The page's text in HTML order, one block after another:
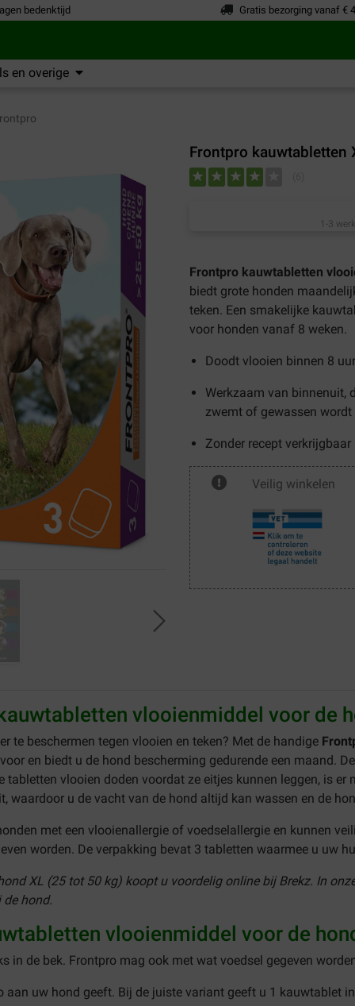
bedenktijd Gratis bezorging vanaf €
en overige
Frontpro kauwtabletten
1-3
Frontpro kauwtabletten
biedt grote honden
teken. Een smakelijke
voor honden vanaf 8 weken.
Doodt vlooien binnen 8
Werkzaam van binnenuit,
zwemt of gewassen wordt
Zonder recept verkrijgbaar
Veilig winkelen
vlooienmiddel voor de
te beschermen tegen vlooien en teken? Met de handige
en biedt u de hond bescherming gedurende een maand.
tabletten vlooien doden voordat ze eitjes kunnen leggen, is
waardoor u de vacht van de hond altijd kan wassen en de
met een vlooienallergie of voedselallergie en kunnen
worden. De verpakking bevat 3 tabletten waarmee u uw
XL (25 tot 50 kg) koopt u voordelig online bij Brekz. In
hond.
vlooienmiddel voor de
in de bek. Frontpro mag ook met wat voedsel gegeven
aan uw hond geeft. Bij de juiste variant geeft u 1 kauwtablet